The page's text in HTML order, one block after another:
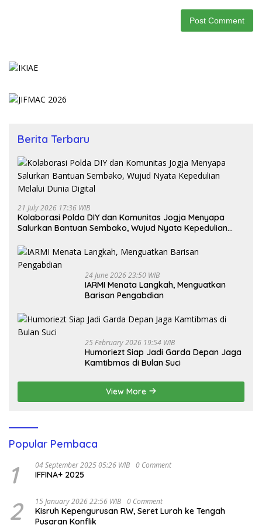
Berita Terbaru
21 July 2026 17:36 WIB
Kolaborasi Polda DIY dan Komunitas Jogja Menyapa
Salurkan Bantuan Sembako, Wujud Nyata Kepedulian
24 June 2026 23:50 WIB
IARMI Menata Langkah, Menguatkan
Barisan Pengabdian
25 February 2026 19:54 WIB
Humoriezt Siap Jadi Garda Depan Jaga
Kamtibmas di Bulan Suci
View More
Popular Pembaca
1 04 September 2025 05:26 WIB 0 Comment
IFFINA+ 2025
2 15 January 2026 22:56 WIB 0 Comment
Kisruh Kepengurusan RW, Seret Lurah ke Tengah
Pusaran Konflik